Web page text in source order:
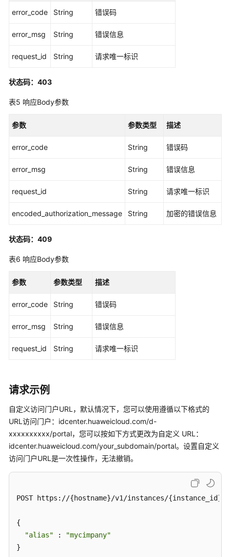
服
实
通
域
例
GetIdentityCenterServiceStatus
开
服
实
删
除
服
例
-
DeleteIdentityCenter
定
问
error_code String 错误码
error_msg String 错误信息
request_id String 请求唯一标识
状态码：403
表5 响应Body参数
参数 参数类型 描述
error_code String 错误码
error_msg String 错误信息
request_id String 请求唯一标识
encoded_authorization_message String 加密的错误信息
状态码：409
表6 响应Body参数
参数 参数类型 描述
error_code String 错误码
error_msg String 错误信息
request_id String 请求唯一标识
请求示例
自定义访问门户URL，默认情况下，您可以使用遵循以下格式的
URL访问门户：idcenter.huaweicloud.com/d-
xxxxxxxxxx/portal，您可以按如下方式更改为自定义 URL：
idcenter.huaweicloud.com/your_subdomain/portal。设置自定义
访问门户URL是一次性操作，无法撤销。
POST https://{hostname}/v1/instances/{instance_id}/
{
"alias" :
"mycimpany"
}